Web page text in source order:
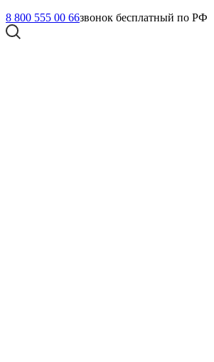
8 800 555 00 66звонок бесплатный по РФ